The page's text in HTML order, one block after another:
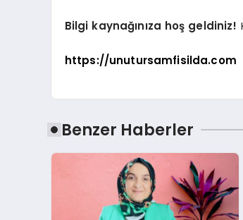
Bilgi kaynağınıza hoş geldiniz!
https://unutursamfisilda.com
Benzer Haberler